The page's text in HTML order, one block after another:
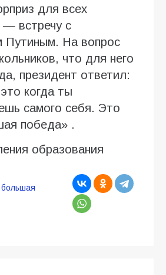
для всех
встречу с
Путиным. На вопрос
что для него
президент ответил:
когда ты
самого себя. Это
победа» .
образования
большая